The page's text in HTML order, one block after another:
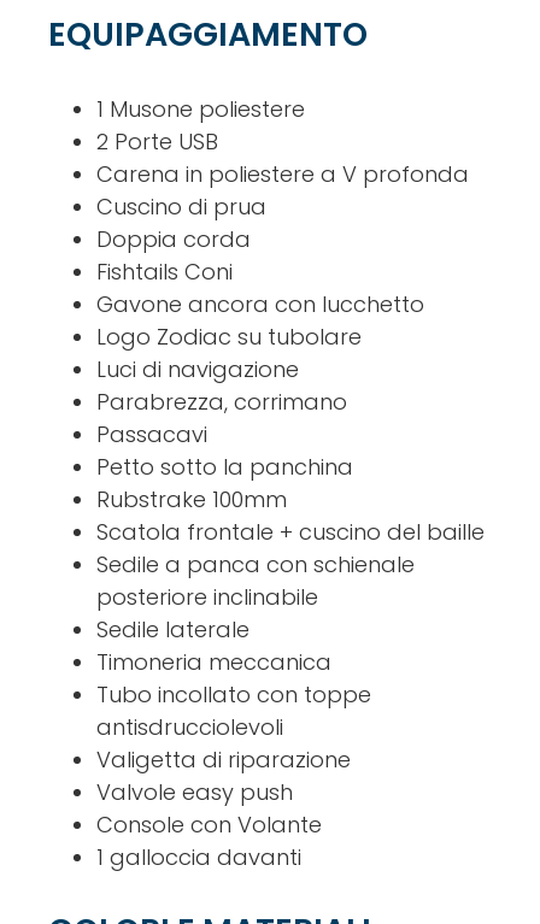
EQUIPAGGIAMENTO
1 Musone poliestere
2 Porte USB
Carena in poliestere a V profonda
Cuscino di prua
Doppia corda
Fishtails Coni
Gavone ancora con lucchetto
Logo Zodiac su tubolare
Luci di navigazione
Parabrezza, corrimano
Passacavi
Petto sotto la panchina
Rubstrake 100mm
Scatola frontale + cuscino del baille
Sedile a panca con schienale
posteriore inclinabile
Sedile laterale
Timoneria meccanica
Tubo incollato con toppe
antisdrucciolevoli
Valigetta di riparazione
Valvole easy push
Console con Volante
1 galloccia davanti